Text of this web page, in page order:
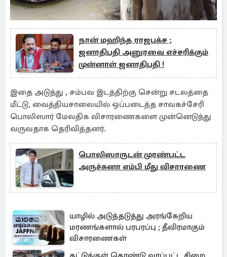
நான் மஹிந்த ராஜபக்ச ;
ஜனாதிபதி அனுரவை எச்சரிக்கும்
முன்னாள் ஜனாதிபதி !
இதை அடுத்து , சம்பவ இடத்திற்கு சென்று சடலத்தை
மீட்டு, வைத்தியசாலையில் ஒப்படைத்த சாவகச்சேரி
பொலிஸார் மேலதிக விசாரணைகளை முன்னெடுத்து
வருவதாக தெரிவித்தனர்.
பொலிஸாருடன் முரண்பட்ட
அருச்சுனா எம்பி மீது விசாரணை
யாழில் அடுத்தடுத்து அரங்கேறிய
மரணங்களால் பரபரப்பு ; தீவிரமாகும்
விசாரணைகள்